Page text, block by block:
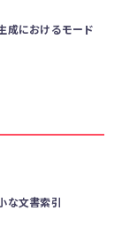
成におけるモード
な文書索引